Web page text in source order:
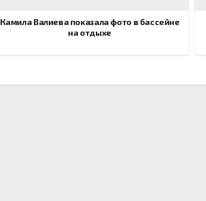
Камила Валиева показала фото в бассейне
на отдыхе